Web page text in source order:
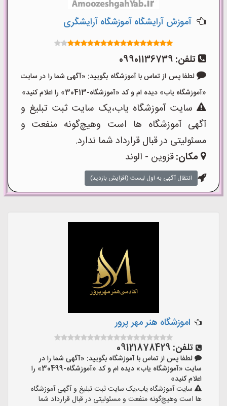
آموزش آرایشگاه آموزشگاه آرایشگری
تلفن:09901136739
لطفا پس از تماس با آموزشگاه بگویید: «آگهی شما را در سایت
یاب» دیده ام و کد «آموزشگاه-30413» را اعلام کنید»
سایت آموزشگاه یاب،یک سایت ثبت تبلیغ و
آموزشگاه ها است وهیچ‌گونه منفعت و
در قبال قرارداد شما ندارد.
مکان:قزوین - الوند
انتقال آگهی به اول لیست (افزایش بازدید)
اموزشگاه هنر مهر پرور
تلفن:09121878429
لطفا پس از تماس با آموزشگاه بگویید: «آگهی شما را در
سایت «آموزشگاه یاب» دیده ام و کد «آموزشگاه-30499» را
اعلام کنید»
سایت آموزشگاه یاب،یک سایت ثبت تبلیغ و آگهی آموزشگاه
ها است وهیچ‌گونه منفعت و مسئولیتی در قبال قرارداد شما